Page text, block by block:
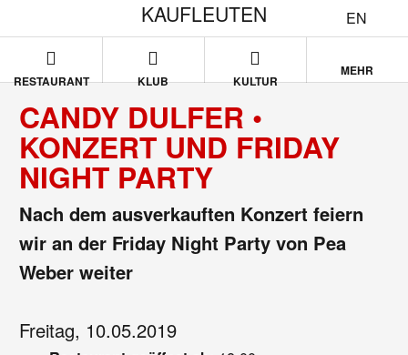
EN
KAUFLEUTEN
RESTAURANT KLUB KULTUR
MEHR
CANDY DULFER •
KONZERT UND FRIDAY
NIGHT PARTY
Nach dem ausverkauften Konzert feiern
wir an der Friday Night Party von Pea
Weber weiter
Freitag, 10.05.2019